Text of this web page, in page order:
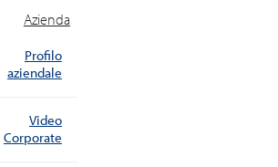
Azienda
Profilo
aziendale
Video
Corporate